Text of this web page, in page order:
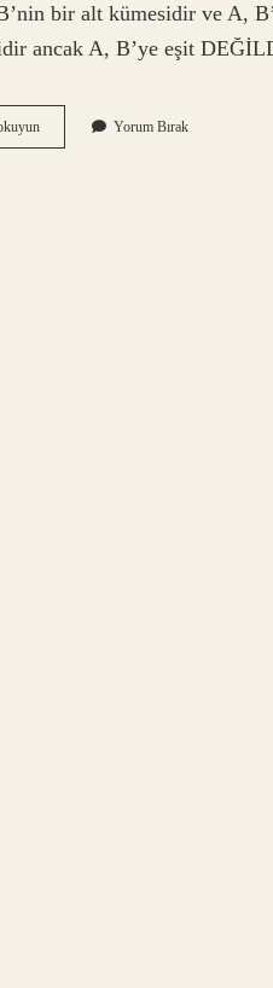
bir alt kümesidir ve A,
ancak A, B’ye eşit
Alt
Küme
Yorum Bırak